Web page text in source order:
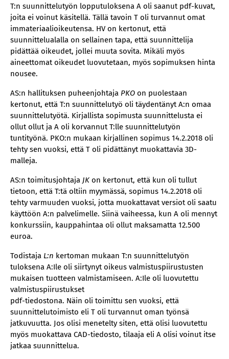
T:n suunnittelutyön lopputuloksena A oli saanut pdf-kuvat,
joita ei voinut käsitellä. Tällä tavoin T oli turvannut omat
immateriaalioikeutensa. HV on kertonut, että
suunnittelualalla on sellainen tapa, että suunnittelija
pidättää oikeudet, jollei muuta sovita. Mikäli myös
aineettomat oikeudet luovutetaan, myös sopimuksen hinta
nousee.
AS:n hallituksen puheenjohtaja PKO on puolestaan
kertonut, että T:n suunnittelutyö oli täydentänyt A:n omaa
suunnittelutyötä. Kirjallista sopimusta suunnittelusta ei
ollut ollut ja A oli korvannut T:lle suunnittelutyön
tuntityönä. PKO:n mukaan kirjallinen sopimus 14.2.2018 oli
tehty sen vuoksi, että T oli pidättänyt muokattavia 3D-
malleja.
AS:n toimitusjohtaja JK on kertonut, että kun oli tullut
tietoon, että T:tä oltiin myymässä, sopimus 14.2.2018 oli
tehty varmuuden vuoksi, jotta muokattavat versiot oli saatu
käyttöön A:n palvelimelle. Siinä vaiheessa, kun A oli mennyt
konkurssiin, kauppahintaa oli ollut maksamatta 12.500
euroa.
Todistaja L:n kertoman mukaan T:n suunnittelutyön
tuloksena A:Ile oli siirtynyt oikeus valmistuspiirustusten
mukaisen tuotteen valmistamiseen. A:Ile oli luovutettu
valmistuspiirustukset
pdf-tiedostona. Näin oli toimittu sen vuoksi, että
suunnittelutoimisto eli T oli turvannut oman työnsä
jatkuvuutta. Jos olisi menetelty siten, että olisi luovutettu
myös muokattava CAD-tiedosto, tilaaja eli A olisi voinut itse
jatkaa suunnittelua.